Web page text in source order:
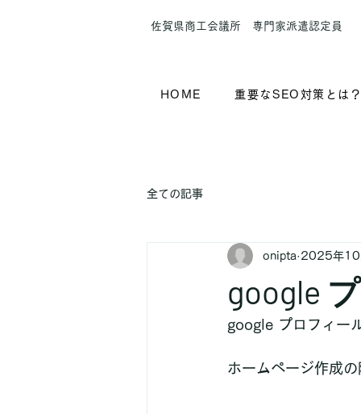
​佐賀県商工会議所 専門家派遣認定員
HOME 重要なSEO対策とは
全ての記事
google
onipta 2025年10
google プロフィー
ホームページ作成